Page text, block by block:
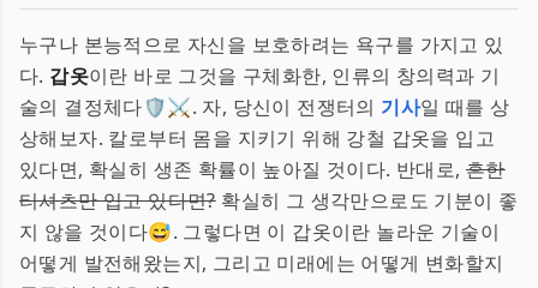
누구나 본능적으로 자신을 보호하려는 욕구를 가지고 있
다. 갑옷이란 바로 그것을 구체화한, 인류의 창의력과 기
술의 결정체다🛡️⚔️. 자, 당신이 전쟁터의 기사일 때를 상
상해보자. 칼로부터 몸을 지키기 위해 강철 갑옷을 입고
있다면, 확실히 생존 확률이 높아질 것이다. 반대로, 흔한
티셔츠만 입고 있다면?확실히 그 생각만으로도 기분이 좋
지 않을 것이다😅. 그렇다면 이 갑옷이란 놀라운 기술이
어떻게 발전해왔는지, 그리고 미래에는 어떻게 변화할지